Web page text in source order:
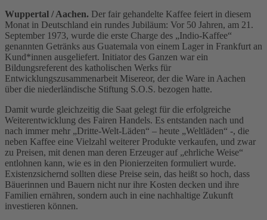
Wuppertal / Aachen. Der fair gehandelte Kaffee feiert in diesem
Monat in Deutschland ein rundes Jubiläum: Vor 50 Jahren, am 21.
September 1973, wurde die erste Charge des „Indio-Kaffee“
genannten Getränks aus Guatemala von einem Lager in Frankfurt an
Kund*innen ausgeliefert. Initiator des Ganzen war ein
Bildungsreferent des katholischen Werks für
Entwicklungszusammenarbeit Misereor, der die Ware in Aachen
über die niederländische Stiftung S.O.S. bezogen hatte.
Damit wurde gleichzeitig die Saat gelegt für die erfolgreiche
Weiterentwicklung des Fairen Handels. Es entstanden nach und
nach immer mehr „Dritte-Welt-Läden“ – heute „Weltläden“ -, die
neben Kaffee eine Vielzahl weiterer Produkte verkaufen, und zwar
zu Preisen, mit denen man deren Erzeuger auf „ehrliche Weise“
entlohnen kann, wie es in den Pionierzeiten formuliert wurde.
Existenzsichernd sollten diese Preise sein, das heißt so hoch, dass
Bäuerinnen und Bauern nicht nur ihre Kosten decken und ihre
Familien ernähren, sondern auch in eine nachhaltige Zukunft
investieren können.